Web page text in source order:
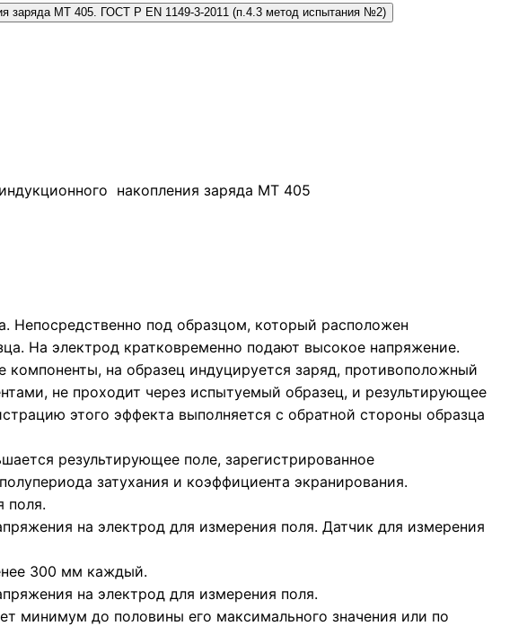
накопления заряда МТ 405
Непосредственно под образцом, который расположен
На электрод кратковременно подают высокое напряжение.
на образец индуцируется заряд, противоположный
не проходит через испытуемый образец, и результирующее
этого эффекта выполняется с обратной стороны образца
результирующее поле, зарегистрированное
затухания и коэффициента экранирования.
поля.
на электрод для измерения поля. Датчик для измерения
300 мм каждый.
на электрод для измерения поля.
минимум до половины его максимального значения или по